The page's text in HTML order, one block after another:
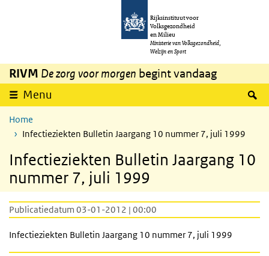
Overslaan en naar de inhoud gaan
Rijksinstituut voor
Volksgezondheid
en Milieu
Ministerie van Volksgezondheid,
Welzijn en Sport
RIVM De zorg voor morgen begint vandaag
Menu
Home
Infectieziekten Bulletin Jaargang 10 nummer 7, juli 1999
Infectieziekten Bulletin Jaargang 10
nummer 7, juli 1999
Publicatiedatum 03-01-2012 | 00:00
Infectieziekten Bulletin Jaargang 10 nummer 7, juli 1999